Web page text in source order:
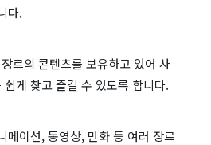
다.
르의 콘텐츠를 보유하고 있어 사
게 찾고 즐길 수 있도록 합니다.
메이션, 동영상, 만화 등 여러 장르